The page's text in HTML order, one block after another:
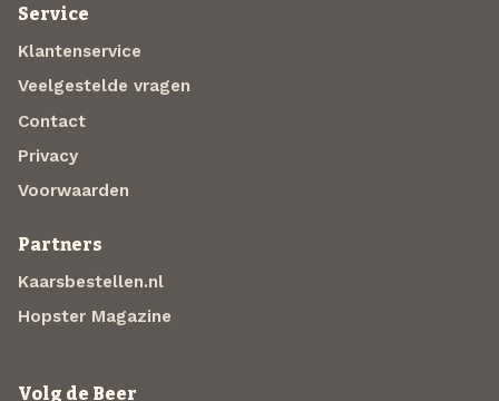
Service
Klantenservice
Veelgestelde vragen
Contact
Privacy
Voorwaarden
Partners
Kaarsbestellen.nl
Hopster Magazine
Volg de Beer